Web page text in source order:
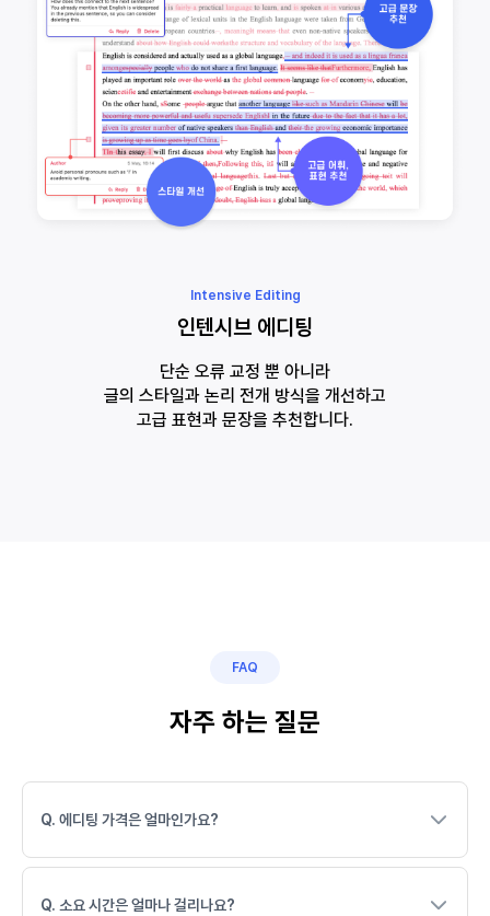
Intensive Editing
인텐시브 에디팅
단순 오류 교정 뿐 아니라
글의 스타일과 논리 전개 방식을 개선하고
고급 표현과 문장을 추천합니다.
FAQ
자주 하는 질문
Q. 에디팅 가격은 얼마인가요?
Q. 소요 시간은 얼마나 걸리나요?